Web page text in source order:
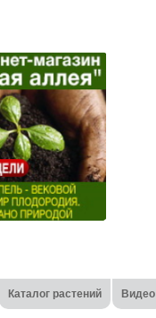
Каталог растений Видео